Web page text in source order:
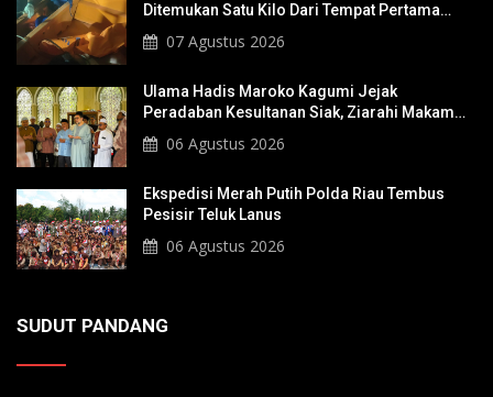
Ditemukan Satu Kilo Dari Tempat Pertama
Tenggelam
07 Agustus 2026
Ulama Hadis Maroko Kagumi Jejak
Peradaban Kesultanan Siak, Ziarahi Makam
Sultan Hingga Pendiri Pekanbaru
06 Agustus 2026
Ekspedisi Merah Putih Polda Riau Tembus
Pesisir Teluk Lanus
06 Agustus 2026
SUDUT PANDANG